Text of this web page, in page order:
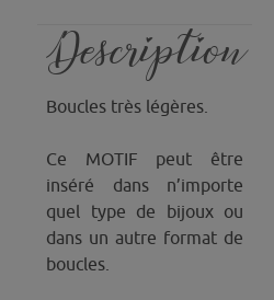
Description
Boucles très légères.
Ce MOTIF peut être
inséré dans n’importe
quel type de bijoux ou
dans un autre format de
boucles.